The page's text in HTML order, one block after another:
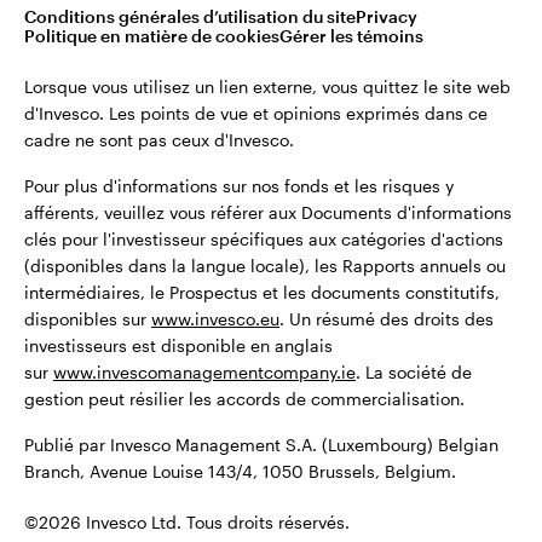
Belgique
English
Dutch
Contactez-nous
Restez connecté
Conditions générales d’utilisation du sitePrivacy
Politique en matière de cookiesGérer les témoins
Lorsque vous utilisez un lien externe, vous quittez le site web
d'Invesco. Les points de vue et opinions exprimés dans ce
cadre ne sont pas ceux d'Invesco.
Pour plus d'informations sur nos fonds et les risques y
afférents, veuillez vous référer aux Documents d'informations
clés pour l'investisseur spécifiques aux catégories d'actions
(disponibles dans la langue locale), les Rapports annuels ou
intermédiaires, le Prospectus et les documents constitutifs,
disponibles sur www.invesco.eu. Un résumé des droits des
investisseurs est disponible en anglais
sur www.invescomanagementcompany.ie. La société de
gestion peut résilier les accords de commercialisation.
Publié par Invesco Management S.A. (Luxembourg) Belgian
Branch, Avenue Louise 143/4, 1050 Brussels, Belgium.
©2026 Invesco Ltd. Tous droits réservés.